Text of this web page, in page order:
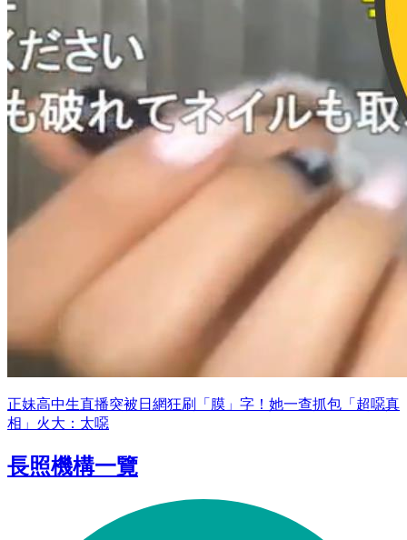
正妹高中生直播突被日網狂刷「膜」字！她一查抓包「超噁真
相」火大：太噁
長照機構一覽